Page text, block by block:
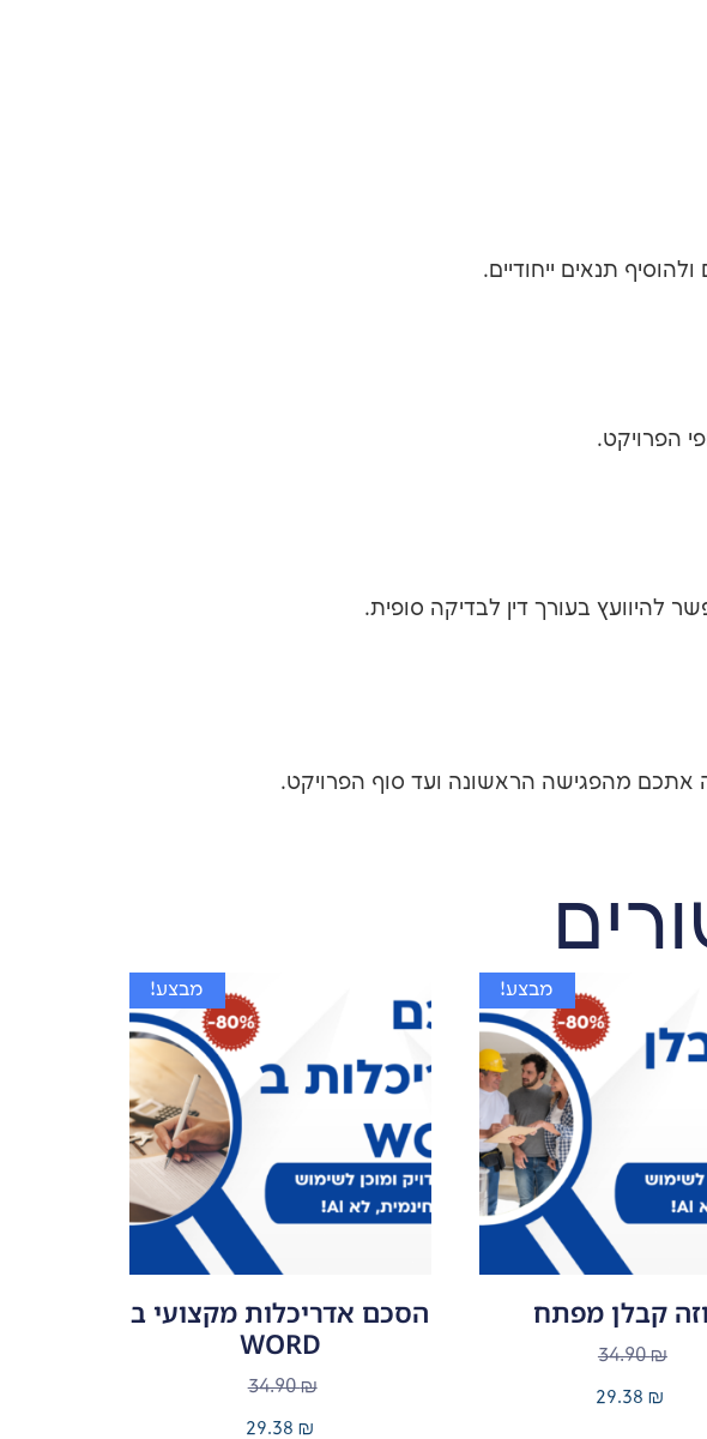
תנאים ייחודיים.
הפרויקט.
להיוועץ בעורך דין לבדיקה סופית.
אתכם מהפגישה הראשונה ועד סוף הפרויקט.
מבצע!
קבלן מפתח
34.90₪
29.38₪
מבצע!
הסכם אדריכלות מקצועי ב
WORD
34.90₪
29.38₪